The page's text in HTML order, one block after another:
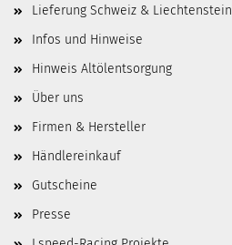
Lieferung Schweiz & Liechtenstein
Infos und Hinweise
Hinweis Altölentsorgung
Über uns
Firmen & Hersteller
Händlereinkauf
Gutscheine
Presse